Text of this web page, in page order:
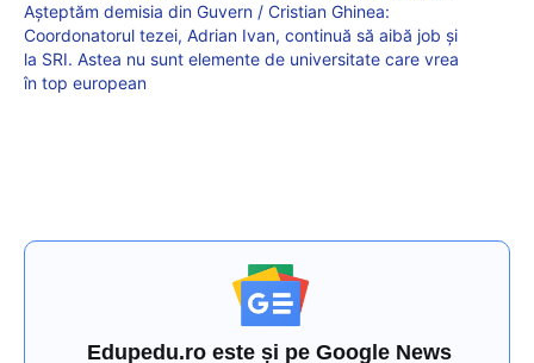
Așteptăm demisia din Guvern / Cristian Ghinea:
Coordonatorul tezei, Adrian Ivan, continuă să aibă job și
la SRI. Astea nu sunt elemente de universitate care vrea
în top european
Edupedu.ro este și pe Google News